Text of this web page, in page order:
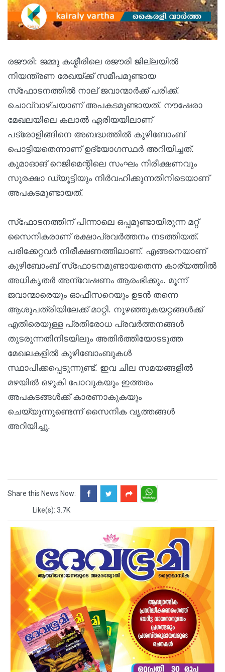
രജൗരി: ജമ്മു കശ്മീരിലെ രജൗരി ജില്ലയില്‍
നിയന്ത്രണ രേഖയ്ക്ക് സമീപമുണ്ടായ
സ്‌ഫോടനത്തില്‍ നാല് ജവാന്മാര്‍ക്ക് പരിക്ക്.
ചൊവ്വാഴ്ചയാണ് അപകടമുണ്ടായത്. നൗഷേരാ
മേഖലയിലെ കലാല്‍ ഏരിയയിലാണ്
പട്രോളിങ്ങിനെ അബദ്ധത്തില്‍ കുഴിബോംബ്
പൊട്ടിയതെന്നാണ് ഉദ്യോഗസ്ഥര്‍ അറിയിച്ചത്.
കുമാഓങ് റെജിമെന്റിലെ സംഘം നിരീക്ഷണവും
സുരക്ഷാ ഡ്യൂട്ടിയും നിര്‍വഹിക്കുന്നതിനിടെയാണ്
അപകടമുണ്ടായത്.
സ്‌ഫോടനത്തിന് പിന്നാലെ ഒപ്പമുണ്ടായിരുന്ന മറ്റ്
സൈനികരാണ് രക്ഷാപ്രവര്‍ത്തനം നടത്തിയത്.
പരിക്കേറ്റവര്‍ നിരീക്ഷണത്തിലാണ്. എങ്ങനെയാണ്
കുഴിബോംബ് സ്‌ഫോടനമുണ്ടായതെന്ന കാര്യത്തില്‍
അധികൃതര്‍ അന്വേഷണം ആരംഭിക്കും. മൂന്ന്
ജവാന്മാരെയും ഓഫീസറെയും ഉടന്‍ തന്നെ
ആശുപത്രിയിലേക്ക് മാറ്റി. നുഴഞ്ഞുകയറ്റങ്ങള്‍ക്ക്
എതിരെയുള്ള പ്രതിരോധ പ്രവര്‍ത്തനങ്ങള്‍
തുടരുന്നതിനിടയിലും അതിര്‍ത്തിയോടടുത്ത
മേഖലകളില്‍ കുഴിബോംബുകള്‍
സ്ഥാപിക്കപ്പെടുന്നുണ്ട്. ഇവ ചില സമയങ്ങളില്‍
മഴയില്‍ ഒഴുകി പോവുകയും ഇത്തരം
അപകടങ്ങള്‍ക്ക് കാരണാകുകയും
ചെയ്യുന്നുണ്ടെന്ന് സൈനിക വൃത്തങ്ങള്‍
അറിയിച്ചു.
Share this News Now:
Like(s): 3.7K